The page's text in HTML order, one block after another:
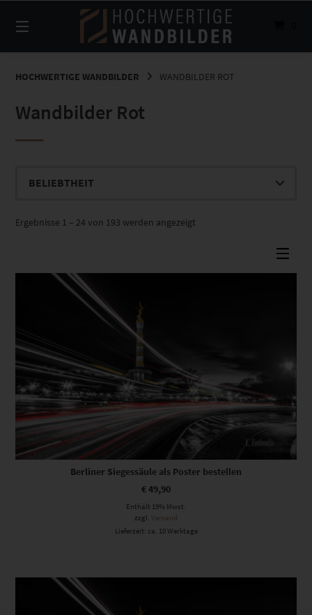
zum
Inhalt
HOCHWERTIGE WANDBILDER WANDBILDER ROT
Wandbilder Rot
Ergebnisse 1 – 24 von 193 werden angezeigt
Berliner Siegessäule als Poster bestellen
€49,90
Enthält 19% Mwst.
zzgl. Versand
Lieferzeit: ca. 10 Werktage
Dieses Produkt weist mehrere Varianten auf. Die Optionen können auf der Produktseite gewählt werden